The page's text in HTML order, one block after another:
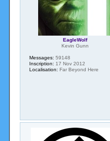
EagleWolf
Kevin Gunn
Messages: 59148
Inscription: 17 Nov 2012
Localisation: Far Beyond Here